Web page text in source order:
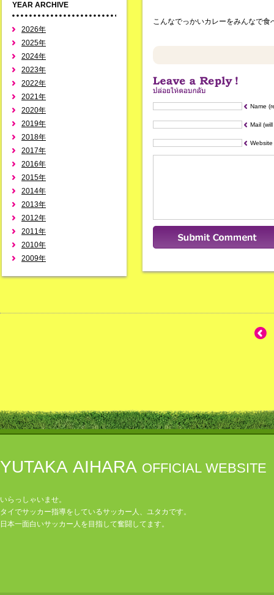
YEAR ARCHIVE
2026年
2025年
2024年
2023年
2022年
2021年
2020年
2019年
2018年
2017年
2016年
2015年
2014年
2013年
2012年
2011年
2010年
2009年
こんなでっかいカレーをみんなで食
Name
Mail
Website
YUTAKA AIHARA OFFICIAL WEBSITE
いらっしゃいませ。
タイでサッカー指導をしているサッカー人、ユタカです。
日本一面白いサッカー人を目指して奮闘してます。